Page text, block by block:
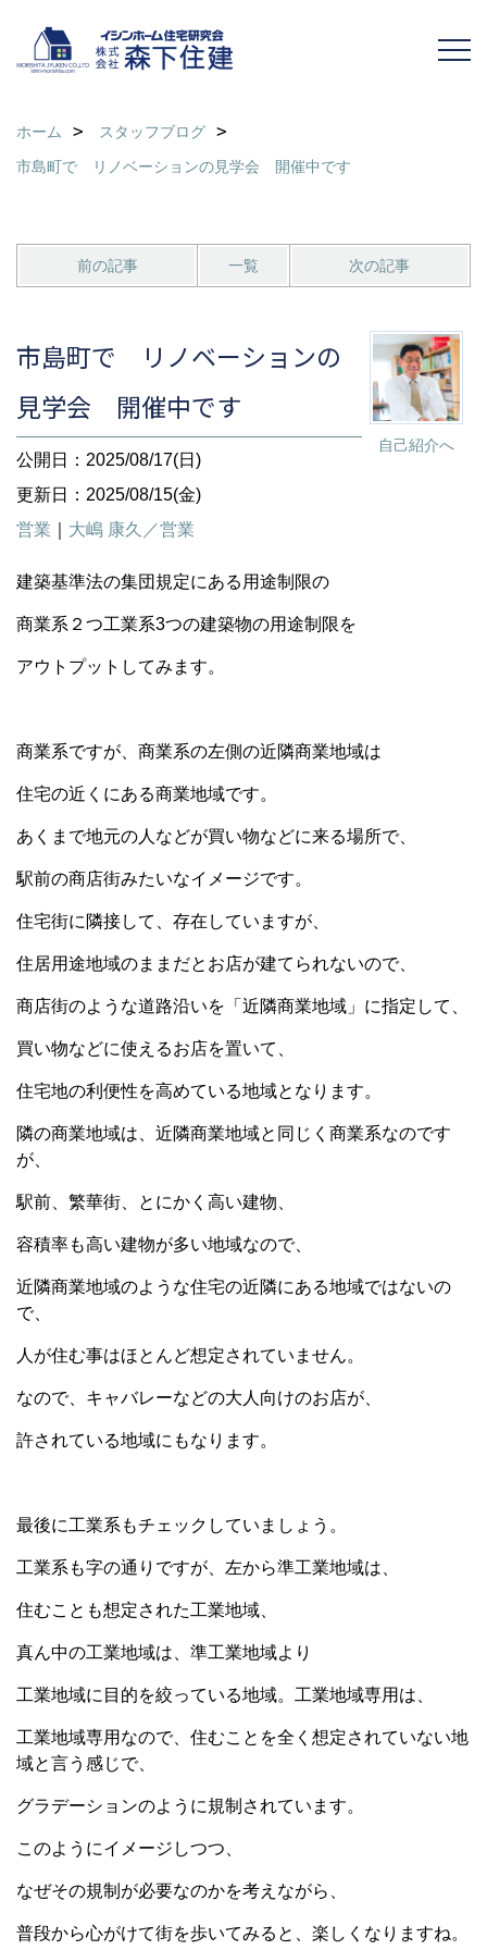
ホーム
スタッフブログ
市島町で リノベーションの見学会 開催中です
前の記事 一覧 次の記事
自己紹介へ
市島町で リノベーションの
見学会 開催中です
公開日：2025/08/17(日)
更新日：2025/08/15(金)
営業
大嶋 康久／営業
建築基準法の集団規定にある用途制限の
商業系２つ工業系3つの建築物の用途制限を
アウトプットしてみます。
商業系ですが、商業系の左側の近隣商業地域は
住宅の近くにある商業地域です。
あくまで地元の人などが買い物などに来る場所で、
駅前の商店街みたいなイメージです。
住宅街に隣接して、存在していますが、
住居用途地域のままだとお店が建てられないので、
商店街のような道路沿いを「近隣商業地域」に指定して、
買い物などに使えるお店を置いて、
住宅地の利便性を高めている地域となります。
隣の商業地域は、近隣商業地域と同じく商業系なのです
が、
駅前、繁華街、とにかく高い建物、
容積率も高い建物が多い地域なので、
近隣商業地域のような住宅の近隣にある地域ではないの
で、
人が住む事はほとんど想定されていません。
なので、キャバレーなどの大人向けのお店が、
許されている地域にもなります。
最後に工業系もチェックしていましょう。
工業系も字の通りですが、左から準工業地域は、
住むことも想定された工業地域、
真ん中の工業地域は、準工業地域より
工業地域に目的を絞っている地域。工業地域専用は、
工業地域専用なので、住むことを全く想定されていない地
域と言う感じで、
グラデーションのように規制されています。
このようにイメージしつつ、
なぜその規制が必要なのかを考えながら、
普段から心がけて街を歩いてみると、楽しくなりますね。